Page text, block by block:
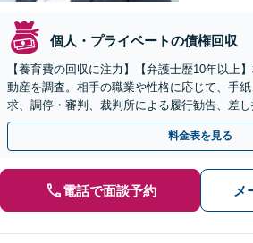
個人・プライベートの債権回収
【養育費の回収に注力】【弁護士歴10年以上
動産を調査。相手の職業や性格に応じて、手
求、調停・審判、裁判所による履行勧告、差
を考えます【初回面談30分無料】
料金表を見る
電話で面談予約 メ